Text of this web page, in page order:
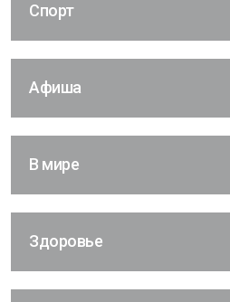
Спорт
Афиша
В мире
Здоровье